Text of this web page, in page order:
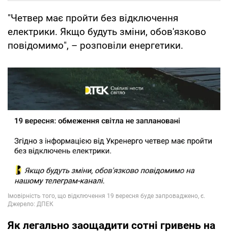
"Четвер має пройти без відключення
електрики. Якщо будуть зміни, обов'язково
повідомимо", – розповіли енергетики.
Як легально заощадити сотні гривень на